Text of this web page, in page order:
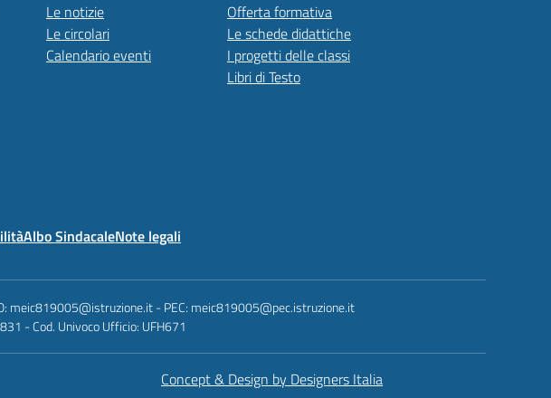
Le notizie
Le circolari
Calendario eventi
Offerta formativa
Le schede didattiche
I progetti delle classi
Libri di Testo
Albo SindacaleNote legali
meic819005@istruzione.it - PEC: meic819005@pec.istruzione.it
- Cod. Univoco Ufficio: UFH671
Concept & Design by Designers Italia